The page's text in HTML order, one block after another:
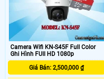
bạn giám sát một cách tốt hơn
Camera Wifi KN-S45F Full Color
Ghi Hình FUll HD 1080p
Giá Bán: 2,500,000 ₫